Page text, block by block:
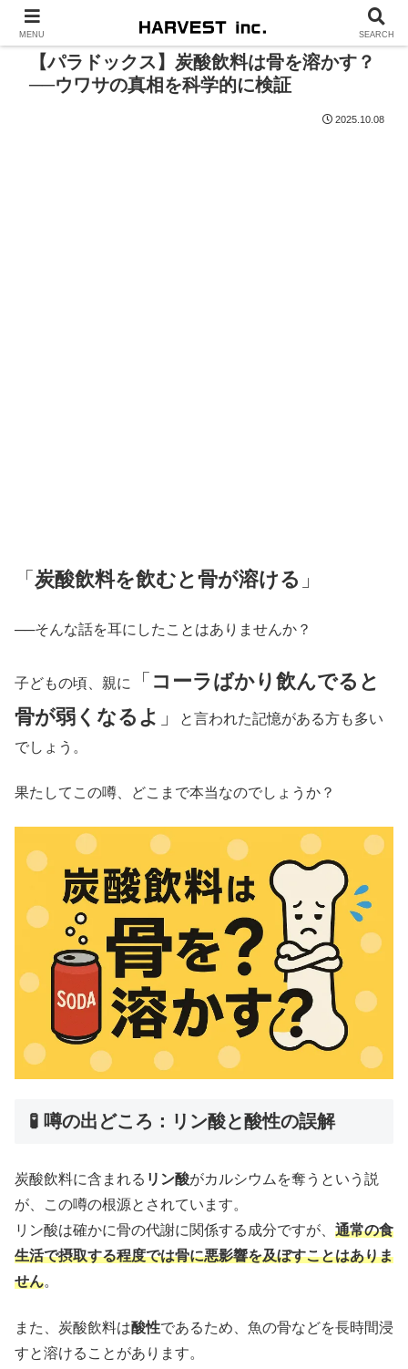
【パラドックス】炭酸飲料は骨を溶かす？
──ウワサの真相を科学的に検証
2025.10.08
「 炭酸飲料を飲むと骨が溶ける 」
──そんな話を耳にしたことはありませんか？
子どもの頃、親に 「 コーラばかり飲んでると
骨が弱くなるよ 」
と言われた記憶がある方も多い
でしょう。
果たしてこの噂、どこまで本当なのでしょうか？
🧪 噂の出どころ：リン酸と酸性の誤解
炭酸飲料に含まれる リン酸がカルシウムを奪うという説
が、この噂の根源とされています。
リン酸は確かに骨の代謝に関係する成分ですが、 通常の食
生活で摂取する程度では骨に悪影響を及ぼすことはありま
せん。
また、炭酸飲料は酸性であるため、魚の骨などを長時間浸
すと溶けることがあります。
MENU SEARCH